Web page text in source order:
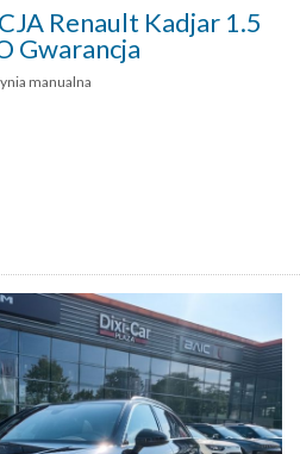
Renault Kadjar 1.5
Gwarancja
manualna